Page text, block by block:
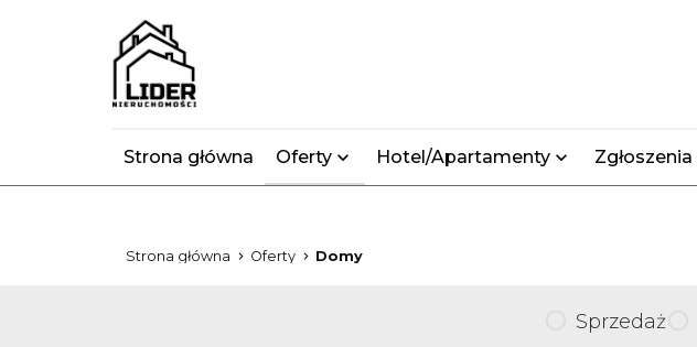
Strona główna Oferty Hotel/Apartamenty Zgłoszenia
Strona główna Oferty Domy
Sprzedaż